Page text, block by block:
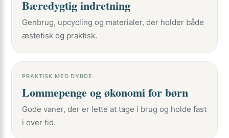
Bæredygtig indretning
Genbrug, upcycling og materialer, der holder både
æstetisk og praktisk.
PRAKTISK MED DYBDE
Lommepenge og økonomi for børn
Gode vaner, der er lette at tage i brug og holde fast
i over tid.